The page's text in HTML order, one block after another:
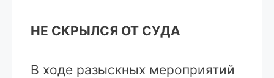
НЕ СКРЫЛСЯ ОТ СУДА
В ходе разыскных мероприятий